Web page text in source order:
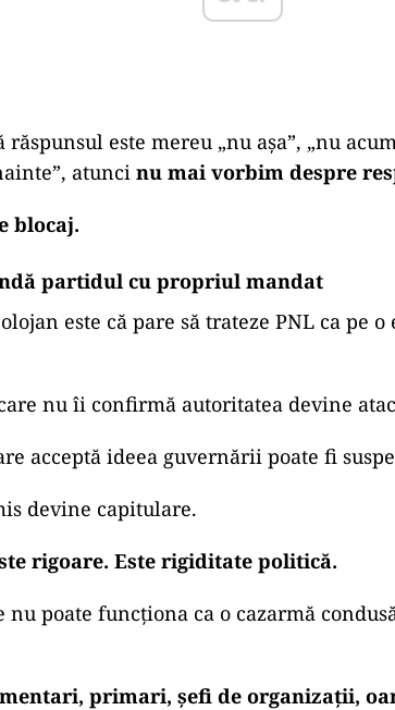
răspunsul este mereu „nu așa”, „nu
atunci nu mai vorbim despre
blocaj.
partidul cu propriul mandat
este că pare să trateze PNL ca pe
nu îi confirmă autoritatea devine
acceptă ideea guvernării poate fi
devine capitulare.
rigoare. Este rigiditate politică.
poate funcționa ca o cazarmă
primari, șefi de organizații,